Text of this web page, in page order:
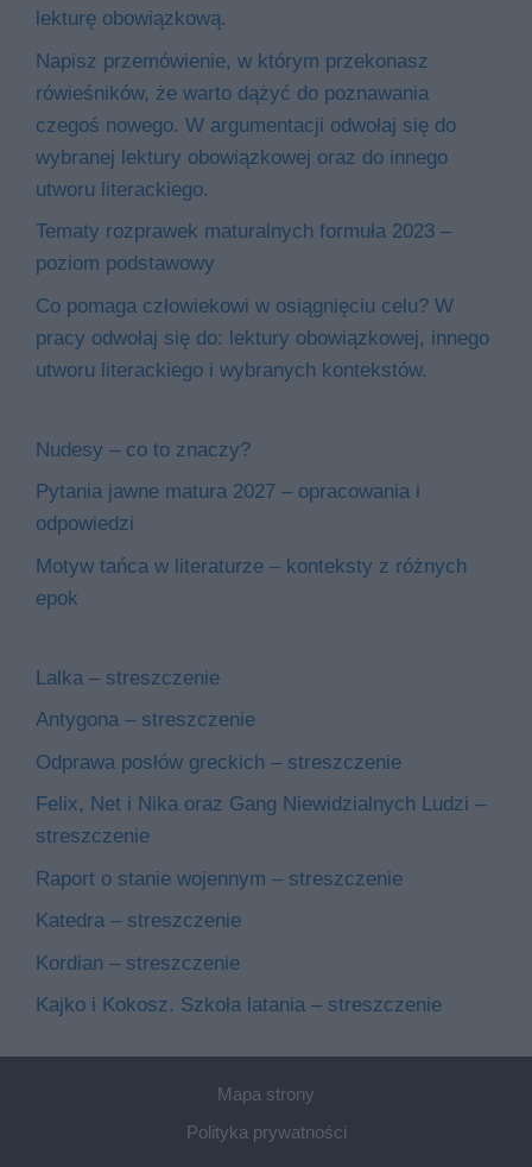
lekturę obowiązkową.
Napisz przemówienie, w którym przekonasz
rówieśników, że warto dążyć do poznawania
czegoś nowego. W argumentacji odwołaj się do
wybranej lektury obowiązkowej oraz do innego
utworu literackiego.
Tematy rozprawek maturalnych formuła 2023 –
poziom podstawowy
Co pomaga człowiekowi w osiągnięciu celu? W
pracy odwołaj się do: lektury obowiązkowej, innego
utworu literackiego i wybranych kontekstów.
Nudesy – co to znaczy?
Pytania jawne matura 2027 – opracowania i
odpowiedzi
Motyw tańca w literaturze – konteksty z różnych
epok
Lalka – streszczenie
Antygona – streszczenie
Odprawa posłów greckich – streszczenie
Felix, Net i Nika oraz Gang Niewidzialnych Ludzi –
streszczenie
Raport o stanie wojennym – streszczenie
Katedra – streszczenie
Kordian – streszczenie
Kajko i Kokosz. Szkoła latania – streszczenie
Mapa strony
Polityka prywatności